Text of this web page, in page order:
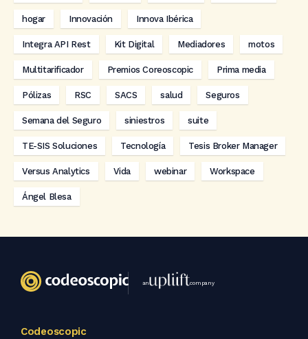
hogar Innovación Innova Ibérica
Integra API Rest Kit Digital Mediadores motos
Multitarificador Premios Coreoscopic Prima media
Pólizas RSC SACS salud Seguros
Semana del Seguro siniestros suite
TE-SIS Soluciones Tecnología Tesis Broker Manager
Versus Analytics Vida webinar Workspace
Ángel Blesa
an company
Codeoscopic